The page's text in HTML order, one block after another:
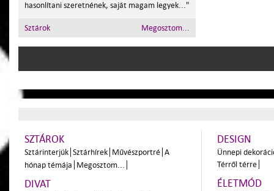
hasonlítani szeretnének, saját magam legyek..."
Sztárok Megosztom...
SZTÁROK
Sztárinterjúk Sztárhírek Művészportré A
hónap témája Megosztom...
DIVAT
DESIGN
Ünnepi
Térről térre
ÉLETMÓD